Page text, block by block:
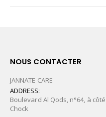
NOUS CONTACTER
JANNATE CARE
ADDRESS:
Boulevard Al Qods, n°64, à
Chock